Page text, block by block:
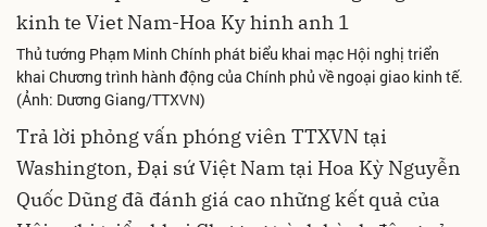
Thủ tướng Phạm Minh Chính phát biểu khai mạc Hội nghị triển
khai Chương trình hành động của Chính phủ về ngoại giao kinh tế.
(Ảnh: Dương Giang/TTXVN)
Trả lời phỏng vấn phóng viên TTXVN tại
Washington, Đại sứ Việt Nam tại Hoa Kỳ Nguyễn
Quốc Dũng đã đánh giá cao những kết quả của